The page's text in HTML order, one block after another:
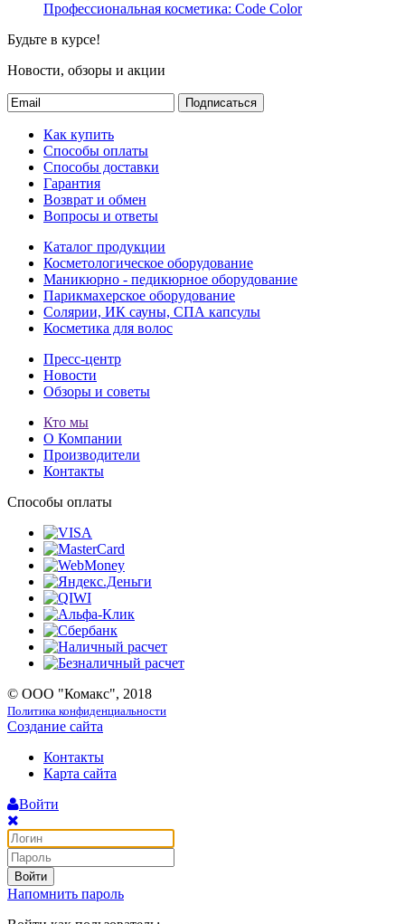
Профессиональная косметика: Code Color
Будьте в курсе!
Новости, обзоры и акции
Подписаться
Как купить
Способы оплаты
Способы доставки
Гарантия
Возврат и обмен
Вопросы и ответы
Каталог продукции
Косметологическое оборудование
Маникюрно - педикюрное оборудование
Парикмахерское оборудование
Солярии, ИК сауны, СПА капсулы
Косметика для волос
Пресс-центр
Новости
Обзоры и советы
Кто мы
О Компании
Производители
Контакты
Способы оплаты
© ООО "Комакс", 2018
Политика конфиденциальности
Создание сайта
Контакты
Карта сайта
Войти
Войти
Напомнить пароль